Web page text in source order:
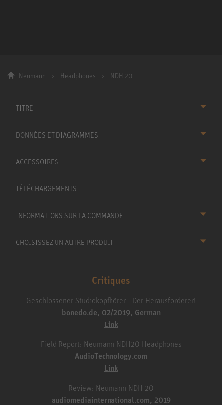
Neumann Headphones NDH 20
TITRE
DONNÉES ET DIAGRAMMES
ACCESSOIRES
TÉLÉCHARGEMENTS
INFORMATIONS SUR LA COMMANDE
CHOISISSEZ UN AUTRE PRODUIT
Critiques
Geschlossener Studiokopfhörer - Der Herausforderer!
bonedo.de, 02/2019, German
Link
Field Report: Neumann NDH20 Headphones
AudioTechnology.com
Link
Review: Neumann NDH 20
audiomediainternational.com, 2019